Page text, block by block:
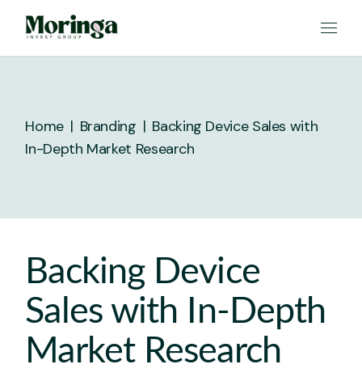
Home Branding
Backing Device Sales with
In-Depth Market Research
Backing Device
Sales with In-Depth
Market Research